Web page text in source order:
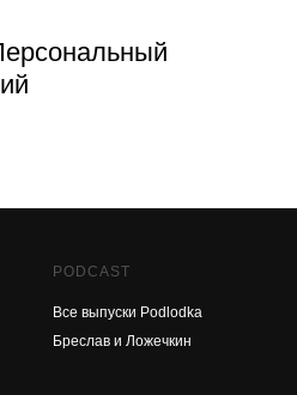
PODCAST
Все выпуски Podlodka
Бреслав и Ложечкин